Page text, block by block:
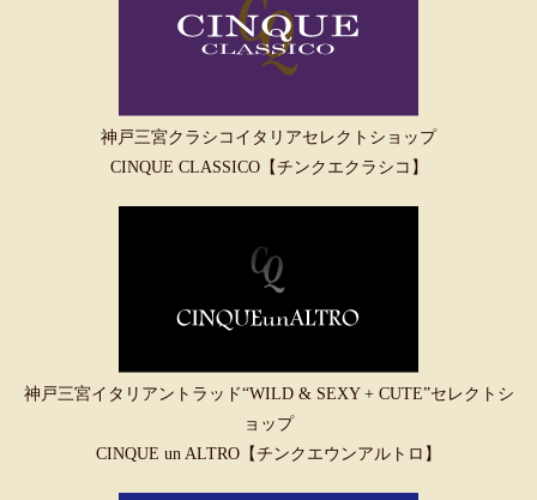
神戸三宮クラシコイタリアセレクトショップ
CINQUE CLASSICO【チンクエクラシコ】
神戸三宮イタリアントラッド“WILD & SEXY + CUTE”セレクトシ
ョップ
CINQUE un ALTRO【チンクエウンアルトロ】